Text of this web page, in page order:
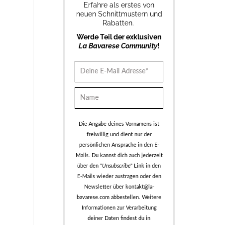
Erfahre als erstes von
neuen Schnittmustern und
Rabatten.
Werde Teil der exklusiven
La Bavarese Community!
Die Angabe deines Vornamens ist
freiwillig und dient nur der
persönlichen Ansprache in den E-
Mails. Du kannst dich auch jederzeit
über den "Unsubscribe" Link in den
E-Mails wieder austragen oder den
Newsletter über kontakt@la-
bavarese.com abbestellen. Weitere
Informationen zur Verarbeitung
deiner Daten findest du in